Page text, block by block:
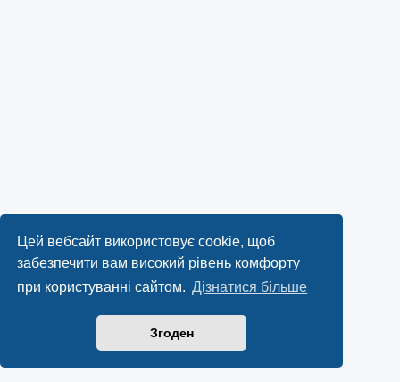
Цей вебсайт використовує cookie, щоб
забезпечити вам високий рівень комфорту
при користуванні сайтом. Дізнатися більше
Згоден